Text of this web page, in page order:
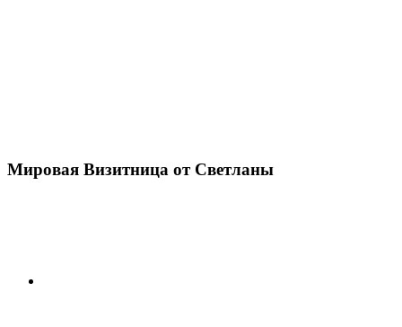
Мировая Визитница от Светланы